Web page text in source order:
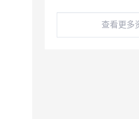
查看更多